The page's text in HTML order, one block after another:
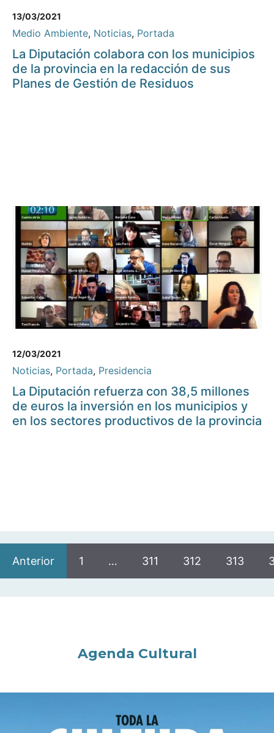
13/03/2021
Medio Ambiente, Noticias, Portada
La Diputación colabora con los municipios
de la provincia en la redacción de sus
Planes de Gestión de Residuos
12/03/2021
Noticias, Portada, Presidencia
La Diputación refuerza con 38,5 millones
de euros la inversión en los municipios y
en los sectores productivos de la provincia
Anterior 1 … 311 312 313
Agenda Cultural